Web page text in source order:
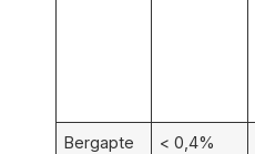
Bergapte
< 0,4%